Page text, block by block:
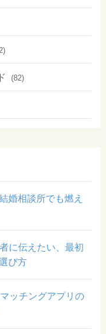
(82)
婚相談所でも燃え
に伝えたい、最初
び方
ッチングアプリの